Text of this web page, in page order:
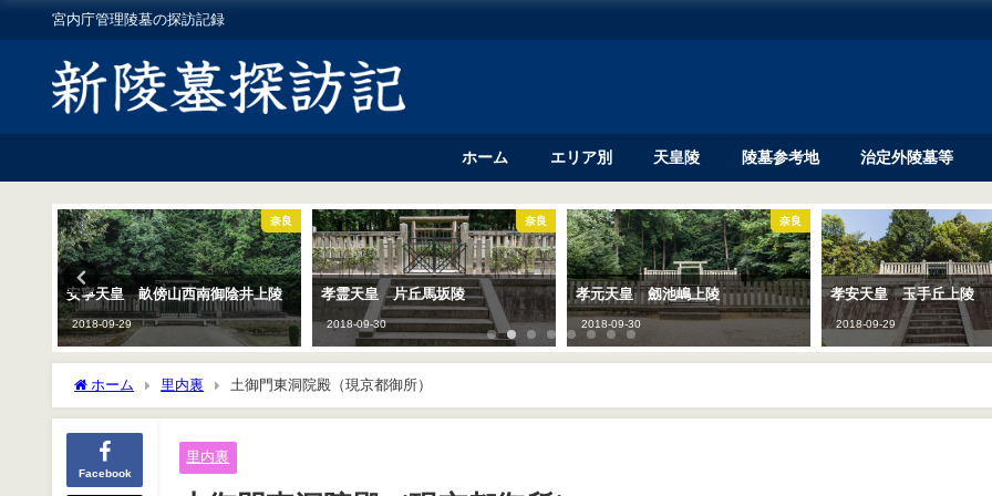
宮内庁管理陵墓の探訪記録
ホーム エリア別 天皇陵 陵墓参考地 治定外陵墓等
奈良
安寧天皇 畝傍山西南御陰井上陵
2018-09-29
奈良
孝霊天皇 片丘馬坂陵
2018-09-30
奈良
孝元天皇 劔池嶋上陵
2018-09-30
孝安天皇 玉手丘上陵
2018-09-29
ホーム 里内裏 土御門東洞院殿（現京都御所）
Facebook
里内裏